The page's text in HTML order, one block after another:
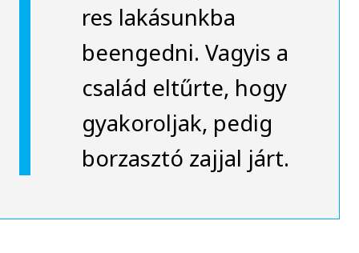
res lakásunkba
beengedni. Vagyis a
család eltűrte, hogy
gyakoroljak, pedig
borzasztó zajjal járt.